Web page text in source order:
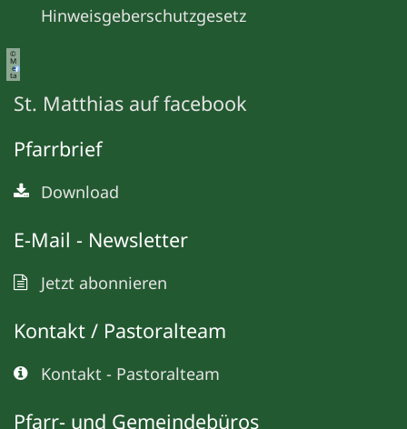
Hinweisgeberschutzgesetz
©
M
e
ta
St. Matthias auf facebook
Pfarrbrief
Download
E-Mail - Newsletter
Jetzt abonnieren
Kontakt / Pastoralteam
Kontakt - Pastoralteam
Pfarr- und Gemeindebüros